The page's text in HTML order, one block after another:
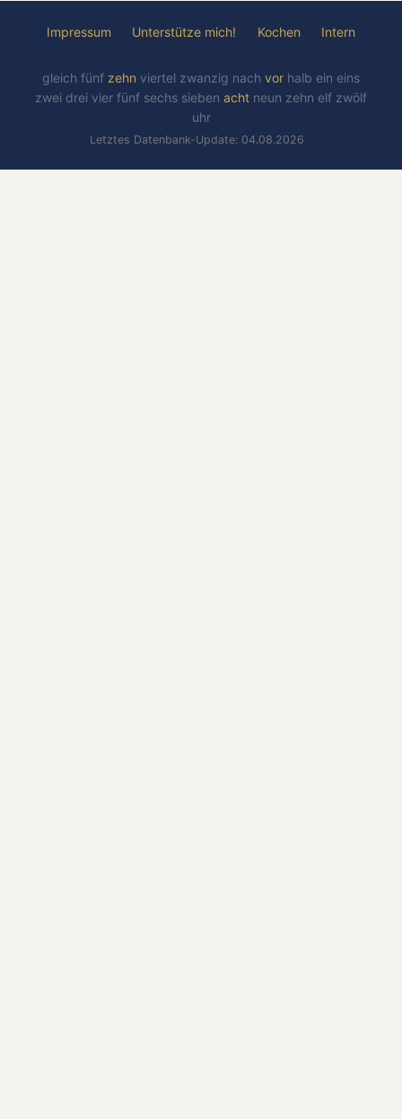
Impressum Unterstütze mich! Kochen Intern
gleich fünf zehn viertel zwanzig nach vor halb ein eins
zwei drei vier fünf sechs sieben acht neun zehn elf zwölf
uhr
Letztes Datenbank-Update: 04.08.2026